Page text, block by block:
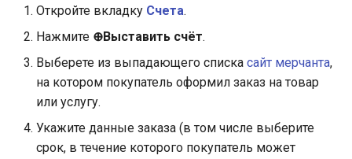
Откройте вкладку Счета.
Нажмите ⊕Выставить счёт.
Выберете из выпадающего списка сайт мерчанта,
на котором покупатель оформил заказ на товар
или услугу.
Укажите данные заказа (в том числе выберите
срок, в течение которого покупатель может